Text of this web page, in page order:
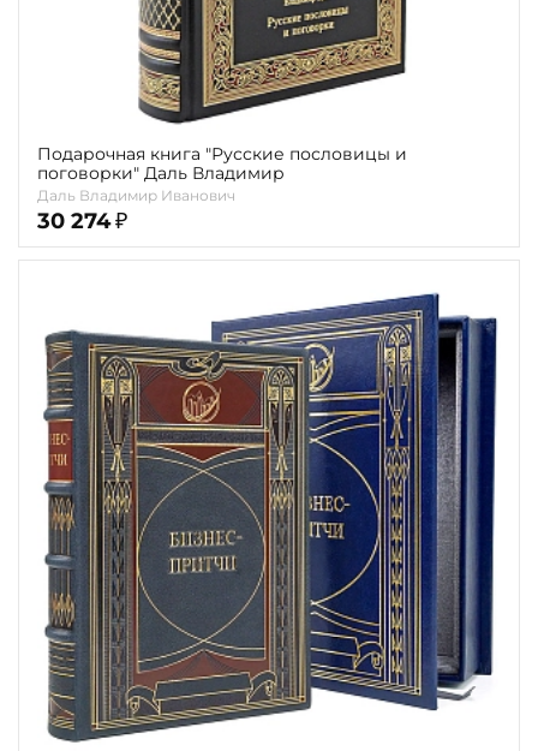
Подарочная книга "Русские пословицы и
поговорки" Даль Владимир
Даль Владимир Иванович
30 274 ₽